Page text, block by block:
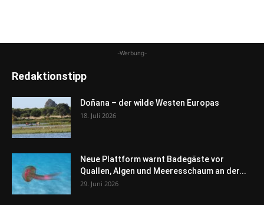
-Werbung-
Redaktionstipp
Doñana – der wilde Westen Europas
18. Juli 2026
Neue Plattform warnt Badegäste vor
Quallen, Algen und Meeresschaum an der...
29. Juni 2026